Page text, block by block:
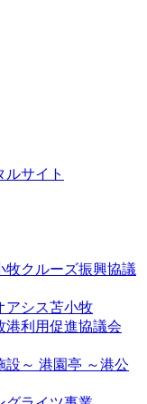
ルサイト
牧クルーズ振興協議
アシス苫小牧
港利用促進協議会
港園亭 ～港公